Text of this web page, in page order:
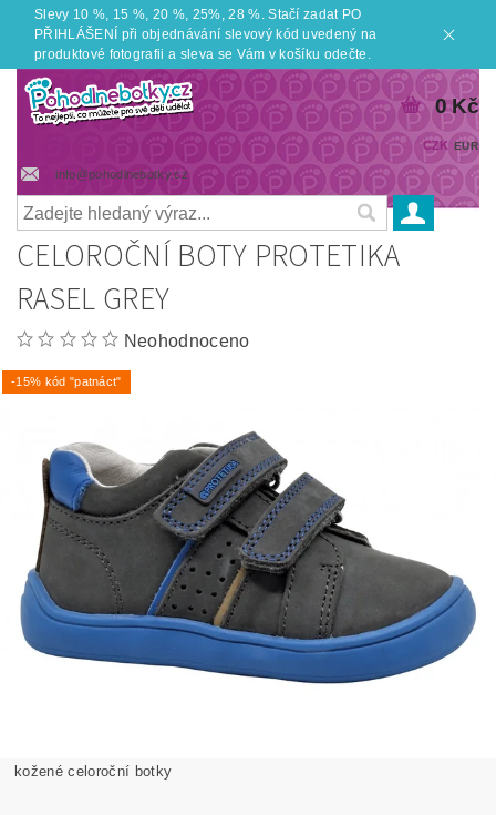
Slevy 10 %, 15 %, 20 %, 25%, 28 %. Stačí zadat PO
PŘIHLÁŠENÍ při objednávání slevový kód uvedený na
produktové fotografii a sleva se Vám v košíku odečte.
info@pohodlnebotky.cz
CZK EUR
0 Kč
CELOROČNÍ BOTY PROTETIKA
RASEL GREY
Neohodnoceno
-15% kód "patnáct"
kožené celoroční botky